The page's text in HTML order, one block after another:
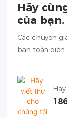
Hãy
của bạn.
Các chuyên
bạn toàn diện